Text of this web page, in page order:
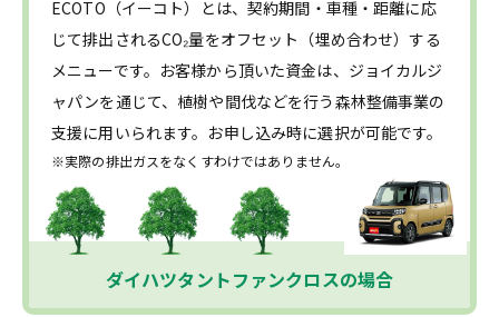
ECOTO（イーコト）とは、契約期間・車種・距離に応
じて排出されるCO₂量をオフセット（埋め合わせ）する
メニューです。お客様から頂いた資金は、ジョイカルジ
ャパンを通じて、植樹や間伐などを行う森林整備事業の
支援に用いられます。お申し込み時に選択が可能です。
※実際の排出ガスをなくすわけではありません。
ダイハツタントファンクロスの場合